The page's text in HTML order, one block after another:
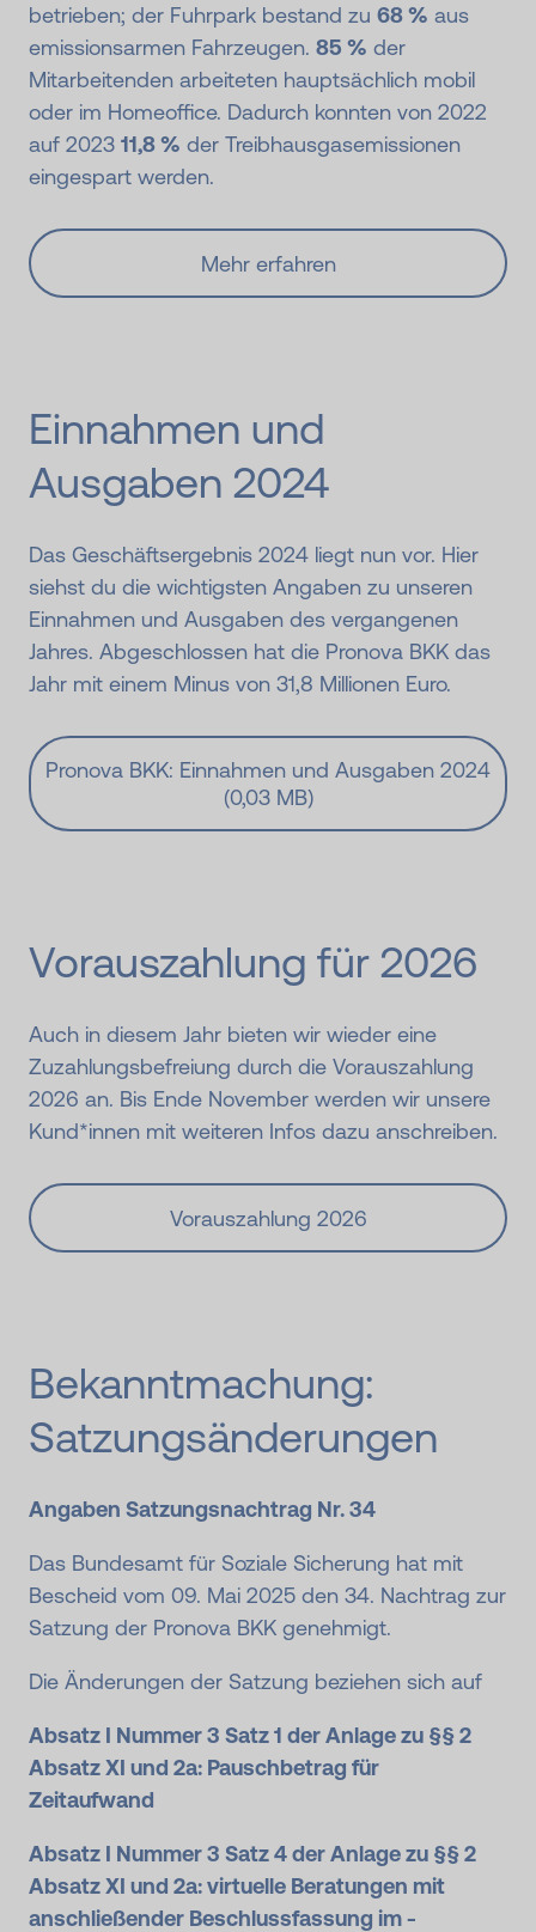
betrieben; der Fuhrpark bestand zu 68 % aus
emissionsarmen Fahrzeugen. 85 % der
Mitarbeitenden arbeiteten hauptsächlich mobil
oder im Homeoffice. Dadurch konnten von 2022
auf 2023 11,8 % der Treibhausgasemissionen
eingespart werden.
Mehr erfahren
Einnahmen und
Ausgaben 2024
Das Geschäftsergebnis 2024 liegt nun vor. Hier
siehst du die wichtigsten Angaben zu unseren
Einnahmen und Ausgaben des vergangenen
Jahres. Abgeschlossen hat die Pronova BKK das
Jahr mit einem Minus von 31,8 Millionen Euro.
Pronova BKK: Einnahmen und Ausgaben 2024
(0,03 MB)
Vorauszahl­ung für 2026
Auch in diesem Jahr bieten wir wieder eine
Zuzahlungsbefreiung durch die Vorauszahlung
2026 an. Bis Ende November werden wir unsere
Kund*innen mit weiteren Infos dazu anschreiben.
Vorauszahlung 2026
Bekannt­machung:
Satzungs­änderungen
Angaben Satzungsnachtrag Nr. 34
Das Bundesamt für Soziale Sicherung hat mit
Bescheid vom 09. Mai 2025 den 34. Nachtrag zur
Satzung der Pronova BKK genehmigt.
Die Änderungen der Satzung beziehen sich auf
Absatz I Nummer 3 Satz 1 der Anlage zu §§ 2
Absatz XI und 2a: Pauschbetrag für
Zeitaufwand
Absatz I Nummer 3 Satz 4 der Anlage zu §§ 2
Absatz XI und 2a: virtuelle Beratungen mit
anschließender Beschlussfassung im ­